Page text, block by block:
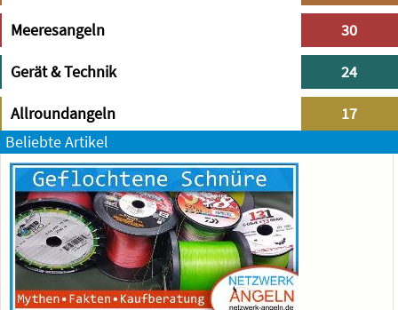
Meeresangeln 30
Gerät & Technik 24
Allroundangeln
17
Beliebte Artikel